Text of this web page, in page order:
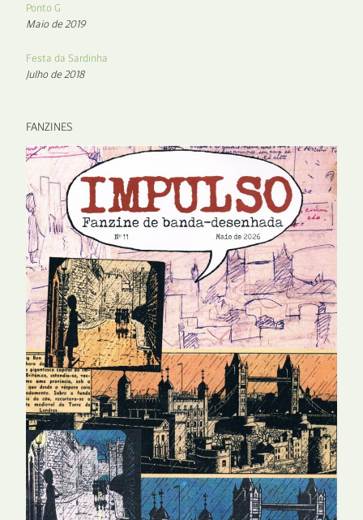
Ponto G
Maio de 2019
Festa da Sardinha
Julho de 2018
FANZINES